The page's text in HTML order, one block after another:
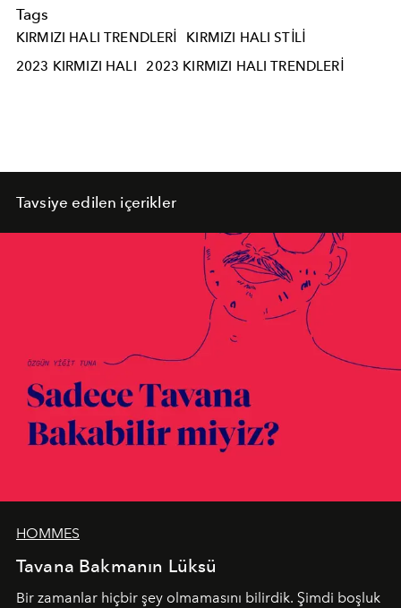
Tags
KIRMIZI HALI TRENDLERI
KIRMIZI HALI STILI
2023 KIRMIZI HALI
2023 KIRMIZI HALI TRENDLERI
Tavsiye edilen içerikler
HOMMES
Tavana Bakmanın Lüksü
Bir zamanlar hiçbir şey olmamasını bilirdik. Şimdi boşluk